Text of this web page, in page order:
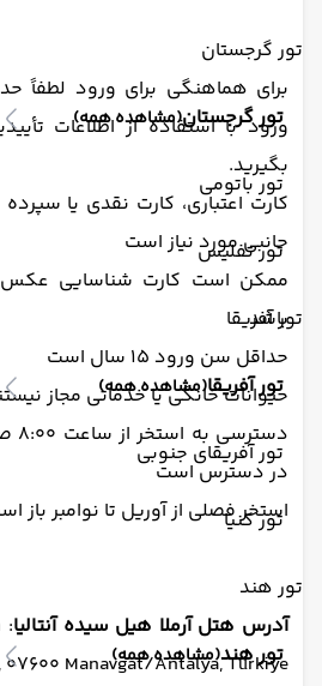
تور گرجستان
تور گرجستان(مشاهده همه)
تور باتومی
تور تفلیس
تور آفریقا
تور آفریقا(مشاهده همه)
تور آفریقای جنوبی
تور کنیا
تور هند
تور هند(مشاهده همه)
ورود با استفاده از اطلاعات
بگیرید.
کارت اعتباری، کارت نقدی یا
جانبی مورد نیاز است
ممکن است کارت شناسایی عکس
باشد
حداقل سن ورود 15 سال است
حیوانات خانگی یا خدماتی مجاز
در دسترس است
استخر فصلی از آوریل تا نوامبر باز
آدرس هتل آرملا هیل سیده آنتالیا
07600 Manavgat/Antalya, Türkiye